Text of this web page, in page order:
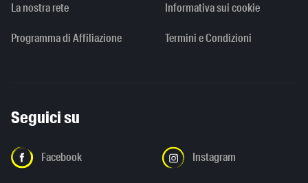
La nostra rete
Programma di Affiliazione
Informativa sui cookie
Termini e Condizioni
Seguici su
Facebook Instagram